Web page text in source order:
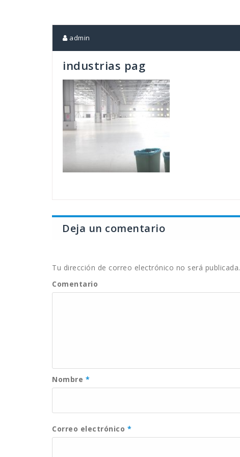
admin
industrias pag
Deja un comentario
Tu dirección de correo electrónico no será publicada.
Comentario
Nombre *
Correo electrónico *